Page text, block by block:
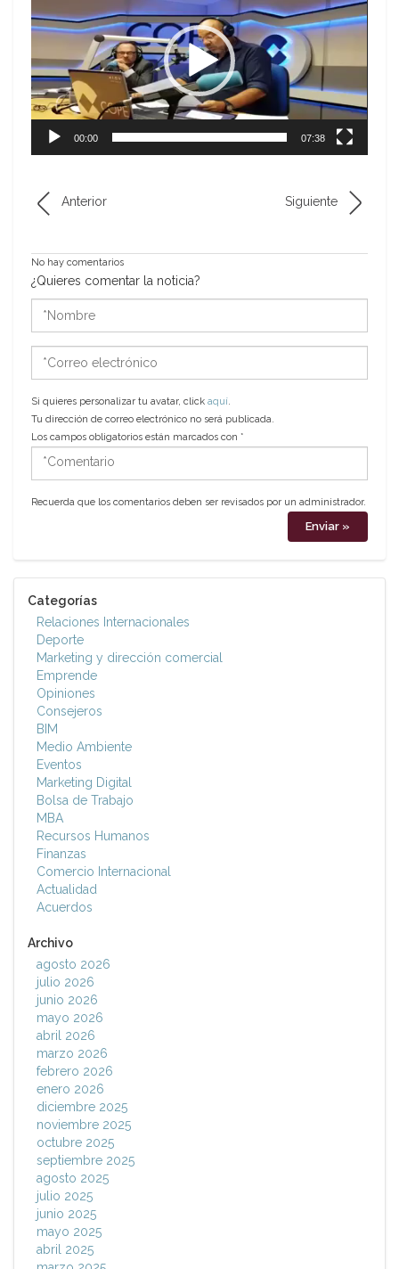
vídeo
00:00 07:38
Anterior Siguiente
No hay comentarios
¿Quieres comentar la noticia?
electrónico
Si quieres personalizar tu avatar, click aquí.
Tu dirección de correo electrónico no será publicada.
Los campos obligatorios están marcados con *
*Comentario
Recuerda que los comentarios deben ser revisados por un administrador.
Categorías
Relaciones Internacionales
Deporte
Marketing y dirección comercial
Emprende
Opiniones
Consejeros
BIM
Medio Ambiente
Eventos
Marketing Digital
Bolsa de Trabajo
MBA
Recursos Humanos
Finanzas
Comercio Internacional
Actualidad
Acuerdos
Archivo
agosto 2026
julio 2026
junio 2026
mayo 2026
abril 2026
marzo 2026
febrero 2026
enero 2026
diciembre 2025
noviembre 2025
octubre 2025
septiembre 2025
agosto 2025
julio 2025
junio 2025
mayo 2025
abril 2025